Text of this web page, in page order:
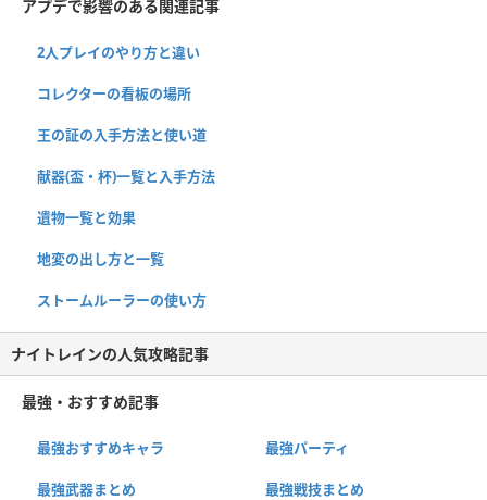
アプデで影響のある関連記事
2人プレイのやり方と違い
コレクターの看板の場所
王の証の入手方法と使い道
献器(盃・杯)一覧と入手方法
遺物一覧と効果
地変の出し方と一覧
ストームルーラーの使い方
ナイトレインの人気攻略記事
最強・おすすめ記事
最強おすすめキャラ 最強パーティ
最強武器まとめ 最強戦技まとめ